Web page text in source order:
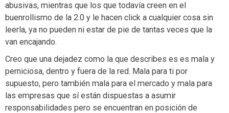
abusivas, mientras que los que todavía creen en el
buenrollismo de la 2.0 y le hacen click a cualquier cosa sin
leerla, ya no pueden ni estar de pie de tantas veces que la
van encajando.
Creo que una dejadez como la que describes es es mala y
perniciosa, dentro y fuera de la red. Mala para ti por
supuesto, pero también mala para el mercado y mala para
las empresas que sí están dispuestas a asumir
responsabilidades pero se encuentran en posición de